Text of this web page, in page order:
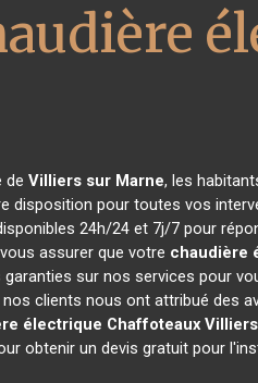
de Villiers sur Marne, les
disposition pour toutes vos
24h/24 et 7j/7 pour
assurer que votre chaudière
sur nos services pour
nos clients nous ont attribué des
électrique Chaffoteaux
obtenir un devis gratuit pour